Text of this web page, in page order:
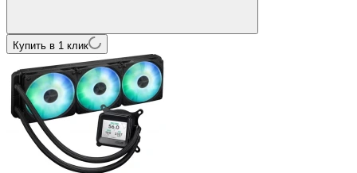
Купить в 1 клик